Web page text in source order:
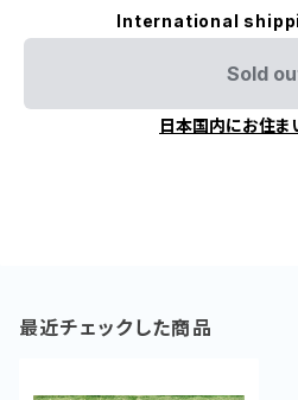
International
Sold
日本国内にお住ま
最近チェックした商品